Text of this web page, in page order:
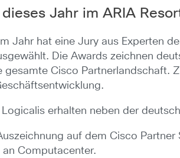
Jahr im ARIA
Jahr hat eine Jury aus Experten
Die Awards zeichnen
gesamte Cisco Partnerlandschaft.
erhalten neben der
auf dem Cisco
Computacenter.